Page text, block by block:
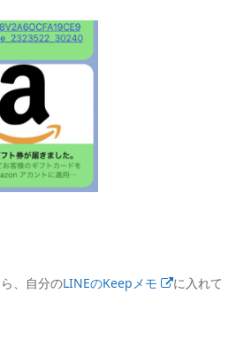
、自分のLINEのKeepメモ
に入れて